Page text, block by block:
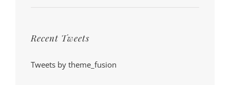
Recent Tweets
Tweets by theme_fusion